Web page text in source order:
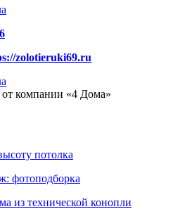
zolotieruki69.ru
компании «4 Дома»
потолка
фотоподборка
из технической конопли